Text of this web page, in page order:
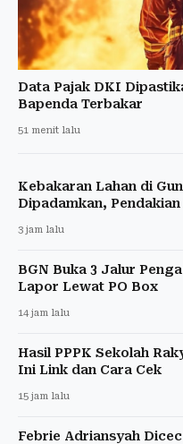
Data Pajak DKI
Bapenda Terbakar
51 menit lalu
Kebakaran Lahan di
Dipadamkan,
3 jam lalu
BGN Buka 3 Jalur
Lapor Lewat PO Box
14 jam lalu
Hasil PPPK Sekolah
Ini Link dan Cara Cek
15 jam lalu
Febrie Adriansyah